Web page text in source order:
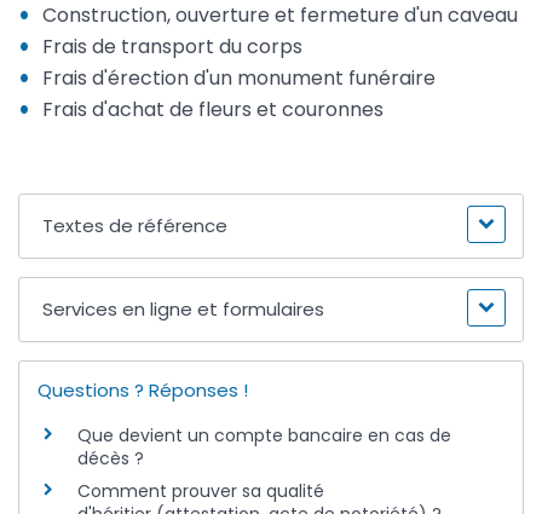
Construction, ouverture et fermeture d'un caveau
Frais de transport du corps
Frais d'érection d'un monument funéraire
Frais d'achat de fleurs et couronnes
Textes de référence
Services en ligne et formulaires
Questions ? Réponses !
Que devient un compte bancaire en cas de
décès ?
Comment prouver sa qualité